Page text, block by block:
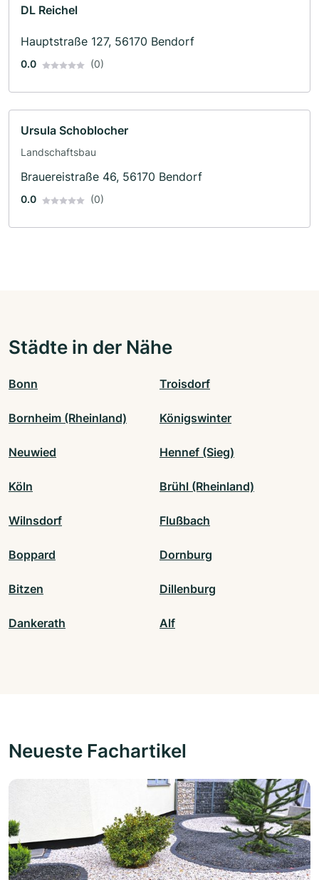
DL Reichel
Hauptstraße 127, 56170 Bendorf
0.0 (0)
Ursula Schoblocher
Landschaftsbau
Brauereistraße 46, 56170 Bendorf
0.0 (0)
Städte in der Nähe
Bonn Troisdorf
Bornheim (Rheinland) Königswinter
Neuwied Hennef (Sieg)
Köln Brühl (Rheinland)
Wilnsdorf Flußbach
Boppard Dornburg
Bitzen Dillenburg
Dankerath Alf
Neueste Fachartikel